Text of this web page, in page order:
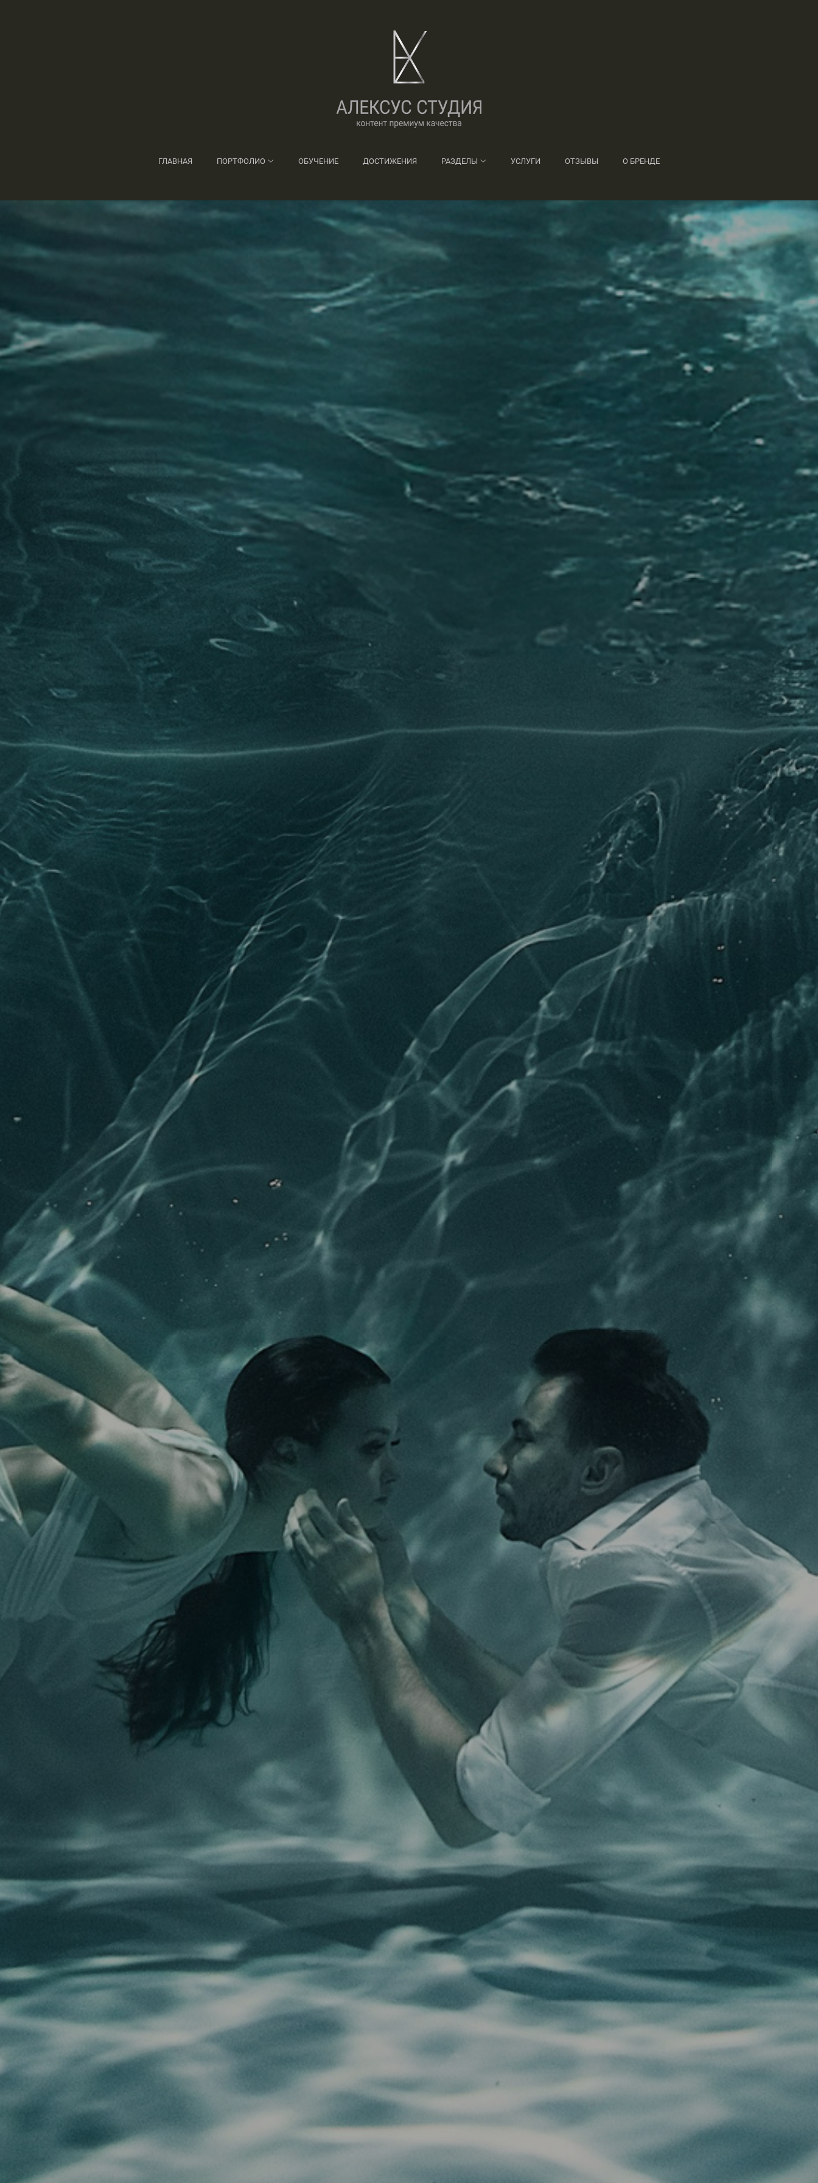
ГЛАВНАЯ ПОРТФОЛИО ОБУЧЕНИЕ ДОСТИЖЕНИЯ РАЗДЕЛЫ УСЛУГИ ОТЗЫВЫ О БРЕНДЕ